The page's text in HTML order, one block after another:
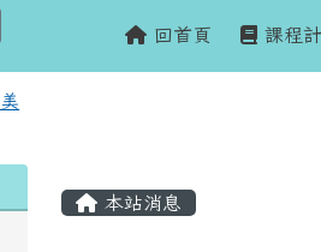
回首頁 課程
本站消息